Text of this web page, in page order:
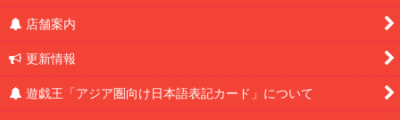
店舗案内
更新情報
遊戯王「アジア圏向け日本語表記カード」について